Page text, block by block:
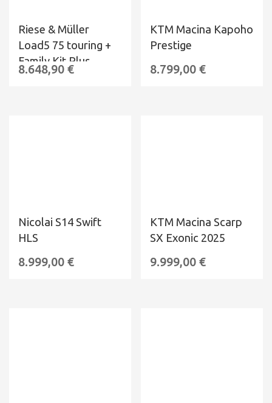
Riese & Müller
Load5 75 touring +
Family Kit Plus
8.648,90 €
KTM Macina Kapoho
Prestige
8.799,00€
Nicolai S14 Swift
HLS
8.999,00 €
KTM Macina Scarp
SX Exonic 2025
9.999,00€